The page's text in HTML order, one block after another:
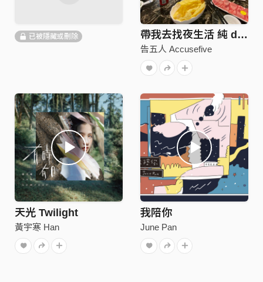
已被隱藏或刪除 帶我去找夜生活 純 demo
告五人 Accusefive
天光 Twilight
黃宇寒 Han
我陪你
June Pan